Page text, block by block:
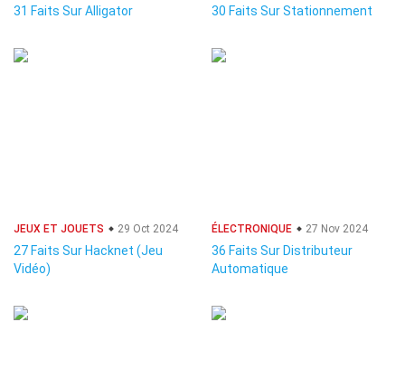
31 Faits Sur Alligator 30 Faits Sur Stationnement
JEUX ET JOUETS 29 Oct 2024
27 Faits Sur Hacknet (Jeu
Vidéo)
ÉLECTRONIQUE 27 Nov 2024
36 Faits Sur Distributeur
Automatique